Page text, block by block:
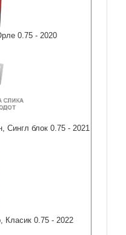
0.75 - 2020
Сингл блок 0.75 - 2021
Класик 0.75 - 2022